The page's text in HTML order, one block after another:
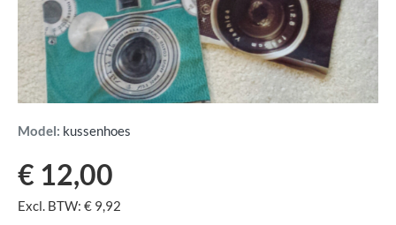
Model: kussenhoes
€ 12,00
Excl. BTW: € 9,92